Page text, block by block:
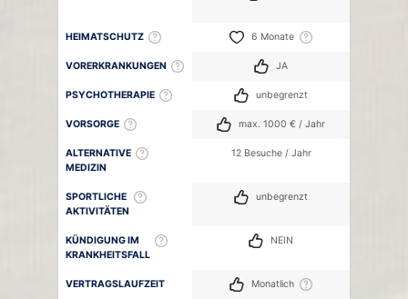
HEIMATSCHUTZ
VORERKRANKUNGEN
PSYCHOTHERAPIE
VORSORGE
ALTERNATIVE
MEDIZIN
SPORTLICHE
AKTIVITÄTEN
KÜNDIGUNG IM
KRANKHEITSFALL
VERTRAGSLAUFZEIT
6 Monate
JA
unbegrenzt
max. 1000 € / Jahr
12 Besuche / Jahr
unbegrenzt
NEIN
Monatlich